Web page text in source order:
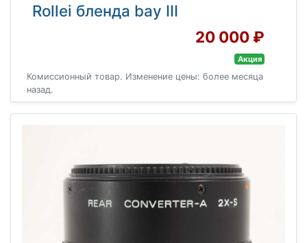
Rollei бленда bay III
20 000 ₽
Акция
Комиссионный товар. Изменение цены: более месяца
назад.